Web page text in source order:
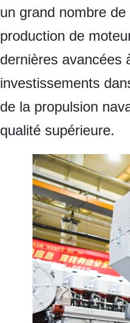
un grand nombre
production de
dernières avancées
investissements
de la propulsion
qualité supérieure.